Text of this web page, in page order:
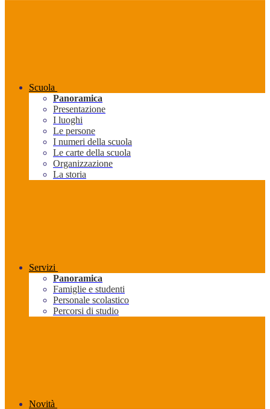
Scuola
Panoramica
Presentazione
I luoghi
Le persone
I numeri della scuola
Le carte della scuola
Organizzazione
La storia
Servizi
Panoramica
Famiglie e studenti
Personale scolastico
Percorsi di studio
Novità